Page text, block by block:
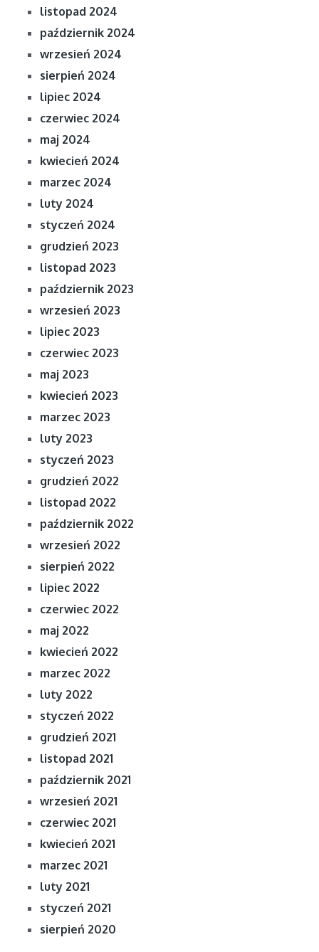
listopad 2024
październik 2024
wrzesień 2024
sierpień 2024
lipiec 2024
czerwiec 2024
maj 2024
kwiecień 2024
marzec 2024
luty 2024
styczeń 2024
grudzień 2023
listopad 2023
październik 2023
wrzesień 2023
lipiec 2023
czerwiec 2023
maj 2023
kwiecień 2023
marzec 2023
luty 2023
styczeń 2023
grudzień 2022
listopad 2022
październik 2022
wrzesień 2022
sierpień 2022
lipiec 2022
czerwiec 2022
maj 2022
kwiecień 2022
marzec 2022
luty 2022
styczeń 2022
grudzień 2021
listopad 2021
październik 2021
wrzesień 2021
czerwiec 2021
kwiecień 2021
marzec 2021
luty 2021
styczeń 2021
sierpień 2020